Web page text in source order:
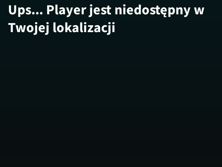
Ups... Player jest niedostępny w
Twojej lokalizacji